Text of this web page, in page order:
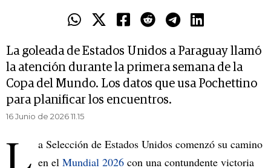
La goleada de Estados Unidos a Paraguay llamó
la atención durante la primera semana de la
Copa del Mundo. Los datos que usa Pochettino
para planificar los encuentros.
16 Junio de 2026 11.15
L a Selección de Estados Unidos comenzó su camino
en el Mundial 2026 con una contundente victoria